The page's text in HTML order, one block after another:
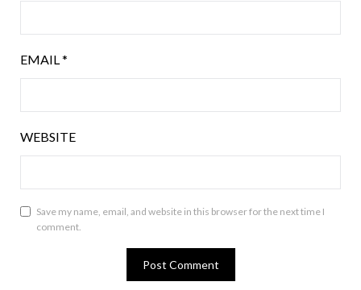
EMAIL*
WEBSITE
Save my name, email, and website in this browser for the next time I
comment.